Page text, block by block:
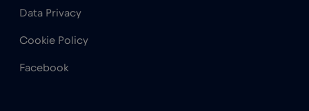
Data Privacy
Cookie Policy
Facebook